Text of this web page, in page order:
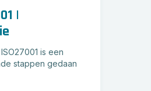
|
is een
stappen gedaan